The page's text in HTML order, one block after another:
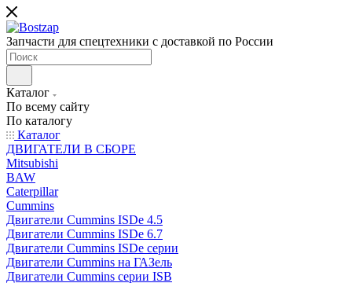
Запчасти для спецтехники с доставкой по России
Каталог
По всему сайту
По каталогу
Каталог
ДВИГАТЕЛИ В СБОРЕ
Mitsubishi
BAW
Caterpillar
Cummins
Двигатели Cummins ISDe 4.5
Двигатели Cummins ISDe 6.7
Двигатели Cummins ISDe серии
Двигатели Cummins на ГАЗель
Двигатели Cummins серии ISB